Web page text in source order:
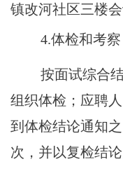
镇改河社区三楼会
4.体检和考察
按面试综合
组织体检；应聘
到体检结论通知之
次，并以复检结论